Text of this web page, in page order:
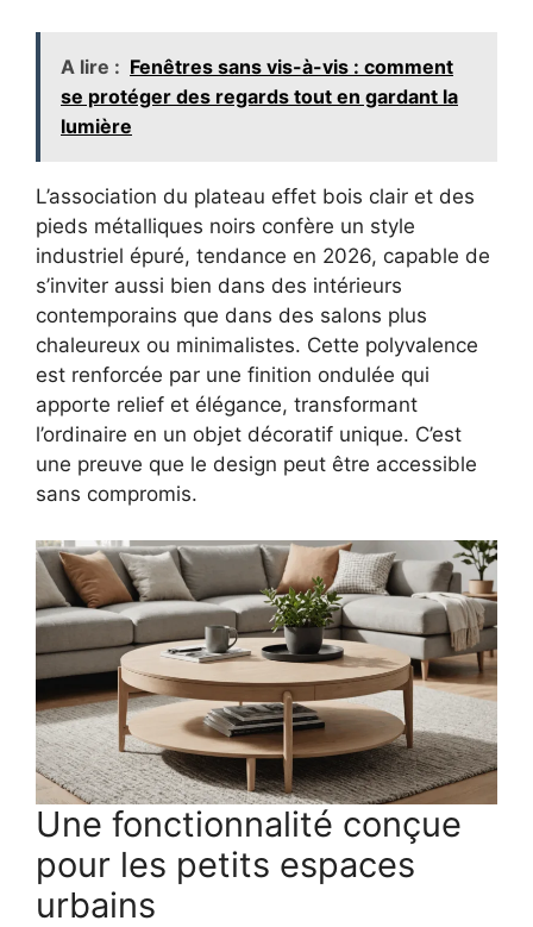
A lire : Fenêtres sans vis-à-vis : comment
se protéger des regards tout en gardant la
lumière
L’association du plateau effet bois clair et des
pieds métalliques noirs confère un style
industriel épuré, tendance en 2026, capable de
s’inviter aussi bien dans des intérieurs
contemporains que dans des salons plus
chaleureux ou minimalistes. Cette polyvalence
est renforcée par une finition ondulée qui
apporte relief et élégance, transformant
l’ordinaire en un objet décoratif unique. C’est
une preuve que le design peut être accessible
sans compromis.
Une fonctionnalité conçue
pour les petits espaces
urbains